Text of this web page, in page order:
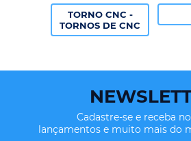
TORNO CNC -
TORNOS DE CNC
Cadastre-se e receba
lançamentos e muito mais do